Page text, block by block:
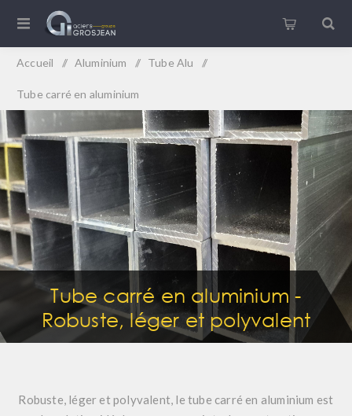
Accueil / Aluminium / Tube Alu /
Tube carré en aluminium
Tube carré en aluminium -
Robuste, léger et polyvalent
Robuste, léger et polyvalent, le tube carré en aluminium est